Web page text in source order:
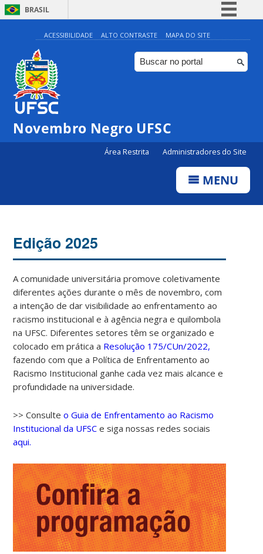
BRASIL
Simplifique!
Comunica BR
Participe
ACESSIBILIDADE ALTO CONTRASTE MAPA DO SITE
Novembro Negro UFSC
Área Restrita Administradores do Site
MENU
Edição 2025
A comunidade universitária promove coletivamente
diferentes ações durante o mês de novembro, com
a intenção de dar visibilidade ao enfrentamento ao
racismo institucional e à agência negra e quilombola
na UFSC. Diferentes setores têm se organizado e
colocado em prática a Resolução 175/CUn/2022,
fazendo com que a Política de Enfrentamento ao
Racismo Institucional ganhe cada vez mais alcance e
profundidade na universidade.
>> Consulteo Guia de Enfrentamento ao Racismo
Institucional da UFSC e siga nossas redes sociais
aqui.